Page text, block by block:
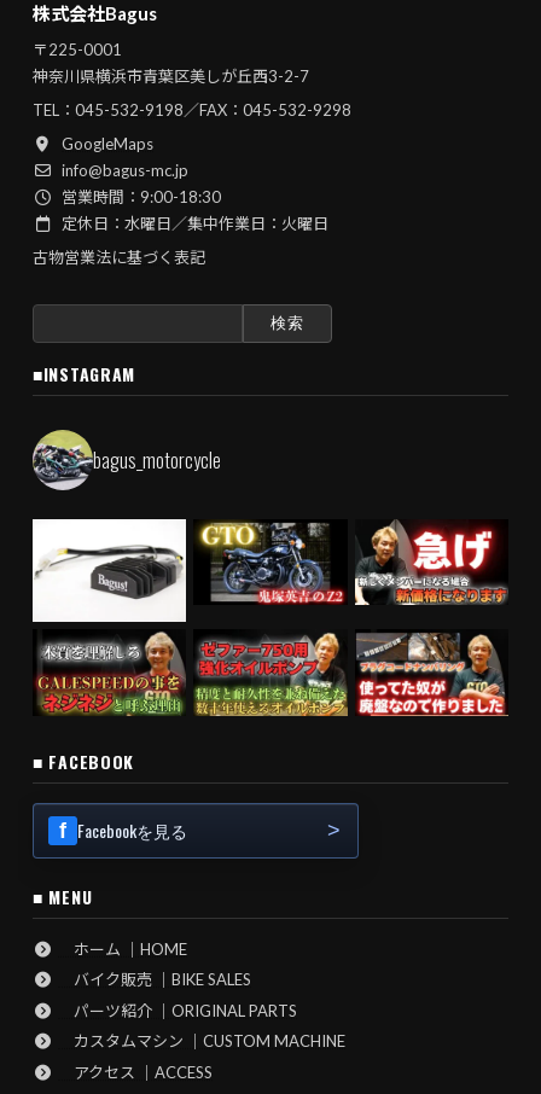
株式会社Bagus
〒225-0001
神奈川県横浜市青葉区美しが丘西3-2-7
TEL： 045-532-9198／FAX：045-532-9298
GoogleMaps
info@bagus-mc.jp
営業時間：9:00-18:30
定休日：水曜日／集中作業日：火曜日
古物営業法に基づく表記
■INSTAGRAM
bagus_motorcycle
■ FACEBOOK
Facebookを見る
■ MENU
ホーム ｜HOME
バイク販売 ｜BIKE SALES
パーツ紹介 ｜ORIGINAL PARTS
カスタムマシン ｜CUSTOM MACHINE
アクセス ｜ACCESS